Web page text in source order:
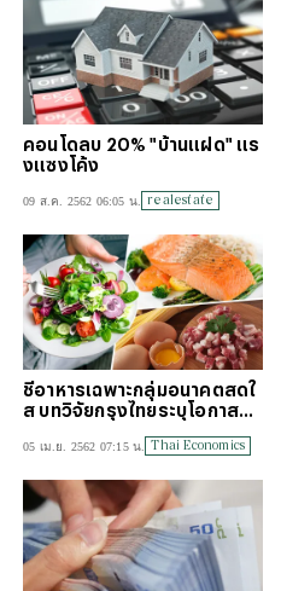
คอนโดลบ 20% "บ้านแฝด" แร
งแซงโค้ง
09 ส.ค. 2562 06:05 น. realestate
ชี้อาหารเฉพาะกลุ่มอนาคตสดใ
ส บทวิจัยกรุงไทยระบุโอกาสทอ
05 เม.ย. 2562 07:15 น. Thai Economics